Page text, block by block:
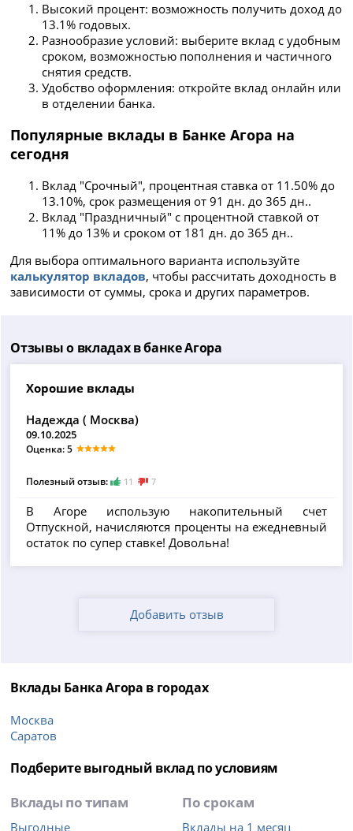
Высокий процент: возможность получить доход до
13.1% годовых.
Разнообразие условий: выберите вклад с удобным
сроком, возможностью пополнения и частичного
снятия средств.
Удобство оформления: откройте вклад онлайн или
в отделении банка.
Популярные вклады в Банке Агора на
сегодня
Вклад "Срочный", процентная ставка от 11.50% до
13.10%, срок размещения от 91 дн. до 365 дн..
Вклад "Праздничный" с процентной ставкой от
11% до 13% и сроком от 181 дн. до 365 дн..
Для выбора оптимального варианта используйте
калькулятор вкладов, чтобы рассчитать доходность в
зависимости от суммы, срока и других параметров.
Отзывы о вкладах в банке Агора
Хорошие вклады
Надежда ( Москва)
09.10.2025
Оценка: 5
Полезный отзыв: 11 7
В Агоре использую накопительный счет
Отпускной, начисляются проценты на ежедневный
остаток по супер ставке! Довольна!
Добавить отзыв
Вклады Банка Агора в городах
Москва
Саратов
Подберите выгодный вклад по условиям
Вклады по типам
Выгодные
По срокам
Вклады на 1 месяц